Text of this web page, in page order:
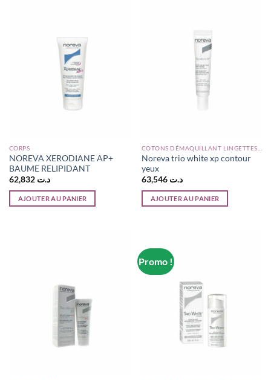
CORPS
NOREVA XERODIANE AP+
BAUME RELIPIDANT
د.ت 62,832
AJOUTER AU PANIER
Noreva trio white xp contour
yeux
د.ت 63,546
AJOUTER AU PANIER
Promo !